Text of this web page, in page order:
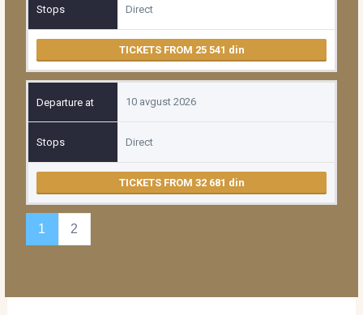
Direct
TICKETS FROM 25 541
10 avgust 2026
Direct
TICKETS FROM 32 681
1 2